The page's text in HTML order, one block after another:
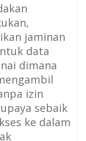
jaminan
data
dimana
izin
sebaik
ke dalam